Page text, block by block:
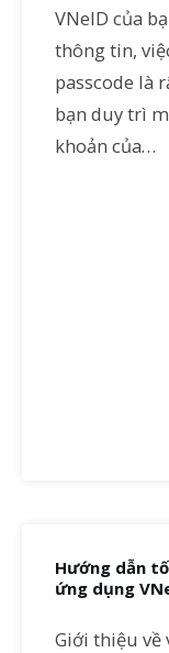
VNeID của
thông tin,
passcode là
bạn duy trì
khoản của…
Hướng dẫn
ứng dụng
Giới thiệu về